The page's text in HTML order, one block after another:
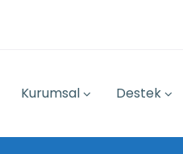
Kurumsal Destek